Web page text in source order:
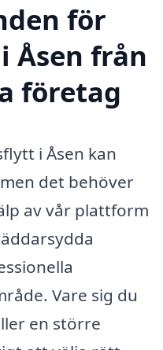
för
Åsen från
företag
i Åsen kan
det behöver
av vår plattform
Vare sig du
en större